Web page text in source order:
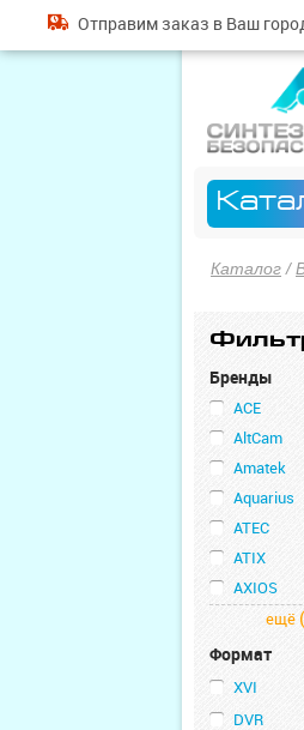
Отправим заказ в Ваш
Каталог /
Бренды
ACE
AltCam
Amatek
Aquarius
ATEC
ATIX
AXIOS
ещё
Формат
XVI
DVR